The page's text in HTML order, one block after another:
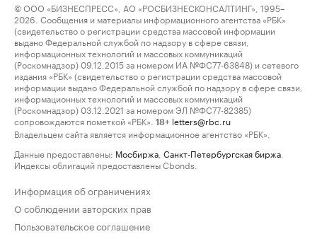
© ООО «БИЗНЕСПРЕСС», АО «РОСБИЗНЕСКОНСАЛТИНГ», 1995–
2026. Сообщения и материалы информационного агентства «РБК»
(свидетельство о регистрации средства массовой информации
выдано Федеральной службой по надзору в сфере связи,
информационных технологий и массовых коммуникаций
(Роскомнадзор) 09.12.2015 за номером ИА №ФС77-63848) и сетевого
издания «РБК» (свидетельство о регистрации средства массовой
информации выдано Федеральной службой по надзору в сфере связи,
информационных технологий и массовых коммуникаций
(Роскомнадзор) 03.12.2021 за номером ЭЛ №ФС77-82385)
сопровождаются пометкой «РБК».
18+ letters@rbc.ru
Владельцем сайта является информационное агентство «РБК».
Данные предоставлены: Мосбиржа Санкт-Петербургская биржа
Индексы облигаций предоставлены Cbonds.
Информация об ограничениях
О соблюдении авторских прав
Пользовательское соглашение